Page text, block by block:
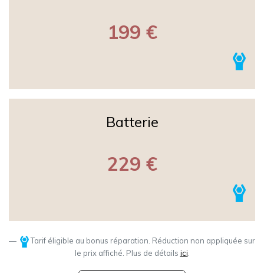
199 €
Batterie
229 €
Tarif éligible au bonus réparation. Réduction non appliquée sur
le prix affiché. Plus de détails ici